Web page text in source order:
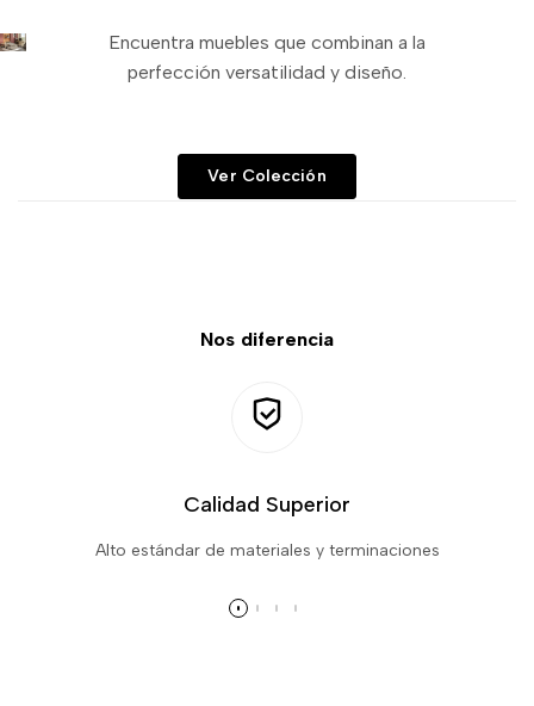
Encuentra muebles que combinan a la
perfección versatilidad y diseño.
Ver Colección
Nos diferencia
Calidad Superior
Alto estándar de materiales y terminaciones